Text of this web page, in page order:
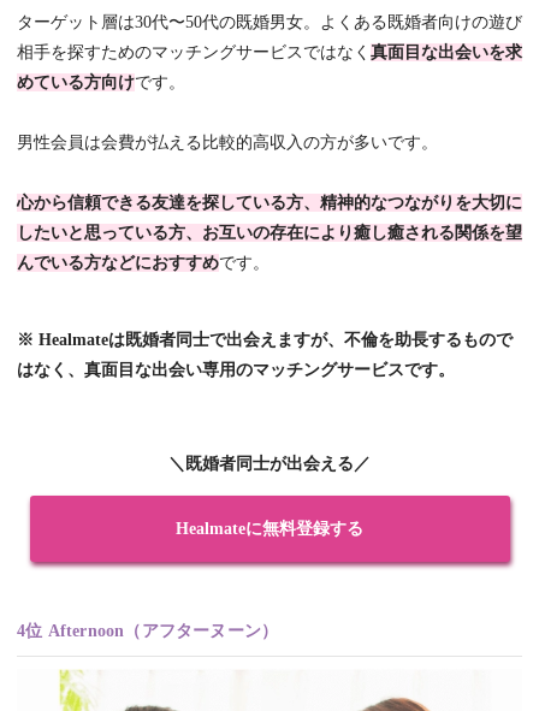
ターゲット層は30代〜50代の既婚男女。よくある既婚者向けの遊び
相手を探すためのマッチングサービスではなく 真面目な出会いを求
めている方向けです。
男性会員は会費が払える比較的高収入の方が多いです。
心から信頼できる友達を探している方、精神的なつながりを大切に
したいと思っている方、お互いの存在により癒し癒される関係を望
んでいる方などにおすすめです。
※ Healmateは既婚者同士で出会えますが、不倫を助長するもので
はなく、真面目な出会い専用のマッチングサービスです。
＼既婚者同士が出会える／
Healmateに無料登録する
4位 Afternoon（アフターヌーン）